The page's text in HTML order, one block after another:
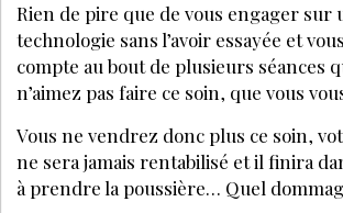
Rien de pire que de vous engager sur
technologie sans l’avoir essayée et
compte au bout de plusieurs séances
n’aimez pas faire ce soin, que vous
Vous ne vendrez donc plus ce soin,
ne sera jamais rentabilisé et il finira
à prendre la poussière… Quel